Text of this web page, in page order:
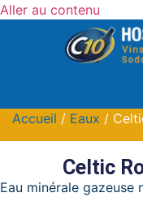
Aller au contenu
Accueil / Eaux /
Celtic
Eau minérale gazeuse